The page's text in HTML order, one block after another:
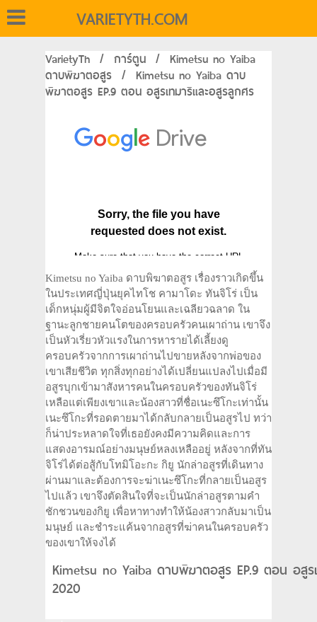
VARIETYTH.COM
VarietyTh / การ์ตูน / Kimetsu no Yaiba
ดาบพิฆาตอสูร / Kimetsu no Yaiba ดาบ
พิฆาตอสูร EP.9 ตอน อสูรเทมาริและอสูรลูกศร
Kimetsu no Yaiba ดาบพิฆาตอสูร เรื่องราวเกิดขึ้น
ในประเทศญี่ปุ่นยุคไทโช คามาโดะ ทันจิโร่ เป็น
เด็กหนุ่มผู้มีจิตใจอ่อนโยนและเฉลียวฉลาด ใน
ฐานะลูกชายคนโตของครอบครัวคนเผาถ่าน เขาจึง
เป็นหัวเรี่ยวหัวแรงในการหารายได้เลี้ยงดู
ครอบครัวจากการเผาถ่านไปขายหลังจากพ่อของ
เขาเสียชีวิต ทุกสิ่งทุกอย่างได้เปลี่ยนแปลงไปเมื่อมี
อสูรบุกเข้ามาสังหารคนในครอบครัวของทันจิโร่
เหลือแต่เพียงเขาและน้องสาวที่ชื่อเนะซึโกะเท่านั้น
เนะซึโกะที่รอดตายมาได้กลับกลายเป็นอสูรไป ทว่า
ก็น่าประหลาดใจที่เธอยังคงมีความคิดและการ
แสดงอารมณ์อย่างมนุษย์หลงเหลืออยู่ หลังจากที่ทัน
จิโร่ได้ต่อสู้กับโทมิโอะกะ กิยู นักล่าอสูรที่เดินทาง
ผ่านมาและต้องการจะฆ่าเนะซึโกะที่กลายเป็นอสูร
ไปแล้ว เขาจึงตัดสินใจที่จะเป็นนักล่าอสูรตามคำ
ชักชวนของกิยู เพื่อหาทางทำให้น้องสาวกลับมาเป็น
มนุษย์ และชำระแค้นจากอสูรที่ฆ่าคนในครอบครัว
ของเขาให้จงได้
Kimetsu no Yaiba ดาบพิฆาตอสูร EP.9 ตอน อสูร
2020